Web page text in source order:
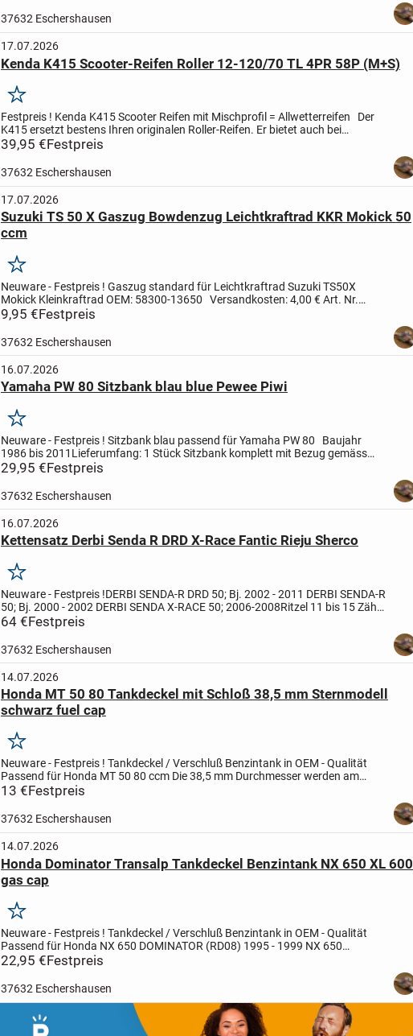
37632 Eschershausen
17.07.2026
Kenda K415 Scooter-Reifen Roller 12-120/70 TL 4PR 58P (M+S)
Merken
Festpreis ! Kenda K415 Scooter Reifen mit Mischprofil = Allwetterreifen
Der
K415 ersetzt bestens Ihren originalen Roller-Reifen. Er bietet auch bei
schlechten Wetterverhältnissen guten Grip und...
39,95 €Festpreis
37632 Eschershausen
17.07.2026
Suzuki TS 50 X Gaszug Bowdenzug Leichtkraftrad KKR Mokick 50
ccm
Merken
Neuware - Festpreis ! Gaszug standard für Leichtkraftrad Suzuki TS50X
Mokick Kleinkraftrad OEM: 58300-13650 Versandkosten: 4,00 €Art. Nr.
BIBV_RW7018
9,95 €Festpreis
37632 Eschershausen
16.07.2026
Yamaha PW 80 Sitzbank blau blue Pewee Piwi
Merken
Neuware - Festpreis ! Sitzbank blau passend für Yamaha PW 80
Baujahr
1986 bis 2011 Lieferumfang:1 Stück Sitzbank komplett mit Bezug gemäss
FotoNur in blau lieferbar !
29,95 €Festpreis
37632 Eschershausen
16.07.2026
Kettensatz Derbi Senda R DRD X-Race Fantic Rieju Sherco
Merken
Neuware - Festpreis !DERBI SENDA-R DRD 50; Bj. 2002 - 2011 DERBI SENDA-R
50; Bj. 2000 - 2002 DERBI SENDA X-RACE 50; 2006-2008Ritzel 11 bis 15 Zähne
Zahnrad 53 Zähne
64 €Festpreis
37632 Eschershausen
14.07.2026
Honda MT 50 80 Tankdeckel mit Schloß 38,5 mm Sternmodell
schwarz fuel cap
Merken
Neuware - Festpreis ! Tankdeckel / Verschluß Benzintank in OEM - Qualität
Passend für Honda MT 50 80 ccmDie 38,5 mm Durchmesser werden am
Stutzen gemessen, ragt in den Tank - bitte einmal
13 €Festpreis
37632 Eschershausen
14.07.2026
Honda Dominator Transalp Tankdeckel Benzintank NX 650 XL 600
gas cap
Merken
Neuware - Festpreis ! Tankdeckel / Verschluß Benzintank in OEM - Qualität
Passend für Honda NX 650 DOMINATOR (RD08) 1995 - 1999 NX 650
DOMINATOR 2 (RD02) 1990
22,95 €Festpreis
37632 Eschershausen